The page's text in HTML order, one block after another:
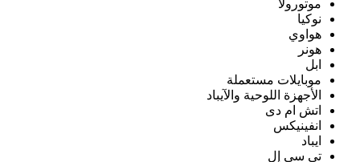
موتورولا
نوكيا
هواوي
هونر
ابل
موبايلات مستعملة
الأجهزة اللوحية والآيباد
اتش ام دى
انفينيكس
ايباد
تي سي إل